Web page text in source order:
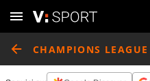
CHAMPIONS LEAGUE